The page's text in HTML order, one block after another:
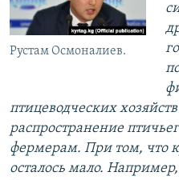
Рустам Осмоналиев.
птицеводческих
распространение
фермерам. При том, что
осталось мало.